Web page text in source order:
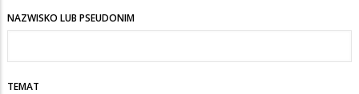
NAZWISKO LUB PSEUDONIM
TEMAT